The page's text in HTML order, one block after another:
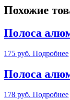
Похожие
Полоса
175 руб. Подробнее
Полоса
178 руб. Подробнее